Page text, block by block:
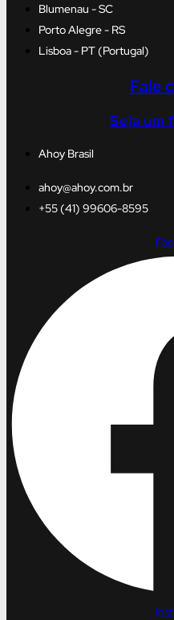
Blumenau - SC
Porto Alegre - RS
Lisboa - PT (Portugal)
Fale
Seja um
Ahoy Brasil
ahoy@ahoy.com.br
+55 (41) 99606-8595